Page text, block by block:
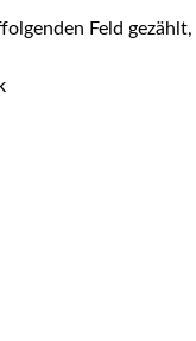
Feld gezählt,